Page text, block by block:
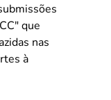
" que
nas
à